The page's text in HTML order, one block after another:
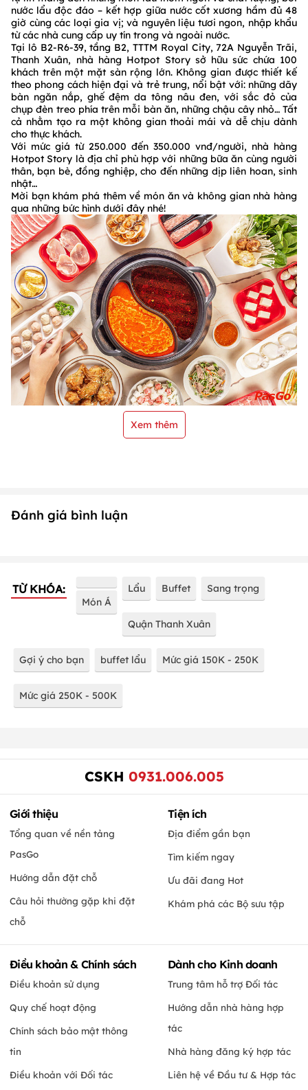
nước lẩu độc đáo – kết hợp giữa nước cốt xương hầm đủ 48
giờ cùng các loại gia vị; và nguyên liệu tươi ngon, nhập khẩu
từ các nhà cung cấp uy tín trong và ngoài nước.
Tại lô B2-R6-39, tầng B2, TTTM Royal City, 72A Nguyễn Trãi,
Thanh Xuân, nhà hàng Hotpot Story sở hữu sức chứa 100
khách trên một mặt sàn rộng lớn. Không gian được thiết kế
theo phong cách hiện đại và trẻ trung, nổi bật với: những dãy
bàn ngăn nắp, ghế đệm da tông nâu đen, với sắc đỏ của
chụp đèn treo phía trên mỗi bàn ăn, những chậu cây nhỏ… Tất
cả nhằm tạo ra một không gian thoải mái và dễ chịu dành
cho thực khách.
Với mức giá từ 250.000 đến 350.000 vnđ/người, nhà hàng
Hotpot Story là địa chỉ phù hợp với những bữa ăn cùng người
thân, bạn bè, đồng nghiệp, cho đến những dịp liên hoan, sinh
nhật…
Mời bạn khám phá thêm về món ăn và không gian nhà hàng
qua những bức hình dưới đây nhé!
Xem thêm
Đánh giá bình luận
TỪ KHÓA:
Món Á
Lẩu Buffet Sang trọng
Quận Thanh Xuân
Gợi ý cho bạn buffet lẩu Mức giá 150K - 250K
Mức giá 250K - 500K
CSKH 0931.006.005
Giới thiệu
Tổng quan về nền tảng
PasGo
Hướng dẫn đặt chỗ
Câu hỏi thường gặp khi đặt
chỗ
Tiện ích
Địa điểm gần bạn
Tìm kiếm ngay
Ưu đãi đang Hot
Khám phá các Bộ sưu tập
Điều khoản & Chính sách
Điều khoản sử dụng
Quy chế hoạt động
Chính sách bảo mật thông
tin
Điều khoản với Đối tác
Dành cho Kinh doanh
Trung tâm hỗ trợ Đối tác
Hướng dẫn nhà hàng hợp
tác
Nhà hàng đăng ký hợp tác
Liên hệ về Đầu tư & Hợp tác